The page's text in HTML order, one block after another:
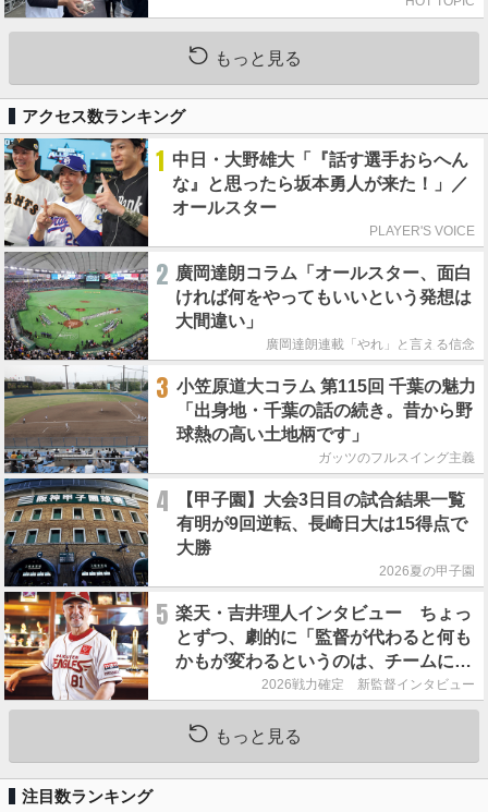
もっと見る
アクセス数ランキング
1 中日・大野雄大「『話す選手おらへん
な』と思ったら坂本勇人が来た！」／
オールスター
PLAYER'S VOICE
2 廣岡達朗コラム「オールスター、面白
ければ何をやってもいいという発想は
大間違い」
廣岡達朗連載「やれ」と言える信念
3 小笠原道大コラム 第115回 千葉の魅力
「出身地・千葉の話の続き。昔から野
球熱の高い土地柄です」
ガッツのフルスイング主義
4
【甲子園】大会3日目の試合結果一覧
有明が9回逆転、長崎日大は15得点で
大勝
2026夏の甲子園
5 楽天・吉井理人インタビュー ちょっ
とずつ、劇的に「監督が代わると何も
かもが変わるというのは、チームにと
って良くないことなんです」
2026戦力確定 新監督インタビュー
もっと見る
注目数ランキング